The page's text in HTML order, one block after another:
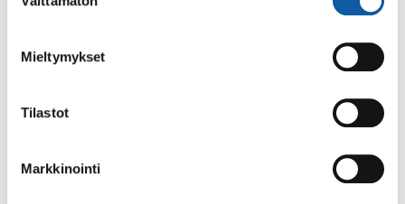
valinta
Mieltymykset
Tilastot
Markkinointi
Solina ja Kolina avautuvat kesätauon jälkeen